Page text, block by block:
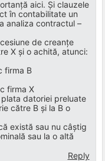
aici. Și clauzele
în contabilitate un
analiza contractul –
de creanțe
X și o achită, atunci:
firma B
firma X
datoriei preluate
către B și la B o
există sau nu câștig
sau la o altă
Reply